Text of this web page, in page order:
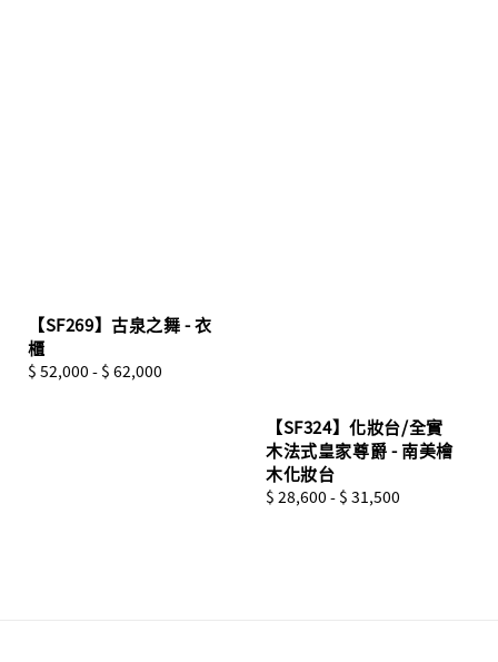
【SF269】古泉之舞 - 衣
櫃
Regular
$ 52,000 - $ 62,000
【SF324】化妝台/全實
木法式皇家尊爵 - 南美檜
木化妝台
Regular
$ 28,600 - $ 31,500